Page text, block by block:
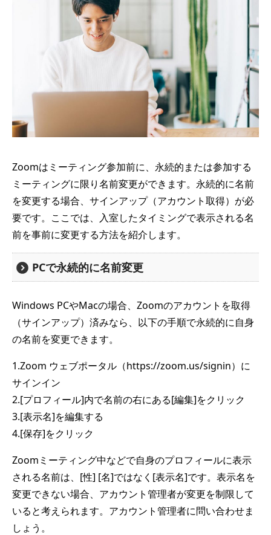
Zoomはミーティング参加前に、永続的または参加する
ミーティングに限り名前変更ができます。永続的に名前
を変更する場合、サインアップ（アカウント取得）が必
要です。ここでは、入室したタイミングで表示される名
前を事前に変更する方法を紹介します。
PCで永続的に名前変更
Windows PCやMacの場合、Zoomのアカウントを取得
（サインアップ）済みなら、以下の手順で永続的に自身
の名前を変更できます。
1.Zoom ウェブポータル（https://zoom.us/signin）に
サインイン
2.[プロフィール]内で名前の右にある[編集]をクリック
3.[表示名]を編集する
4.[保存]をクリック
Zoomミーティング中などで自身のプロフィールに表示
される名前は、[性] [名]ではなく[表示名]です。表示名を
変更できない場合、アカウント管理者が変更を制限して
いると考えられます。アカウント管理者に問い合わせま
しょう。